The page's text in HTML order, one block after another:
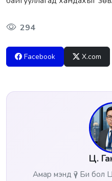
294
Facebook X.com
Ц.
Амар мэнд үү? Би бол